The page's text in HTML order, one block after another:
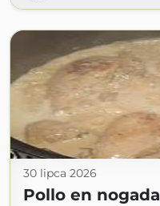
30 lipca 2026
Pollo en nogada